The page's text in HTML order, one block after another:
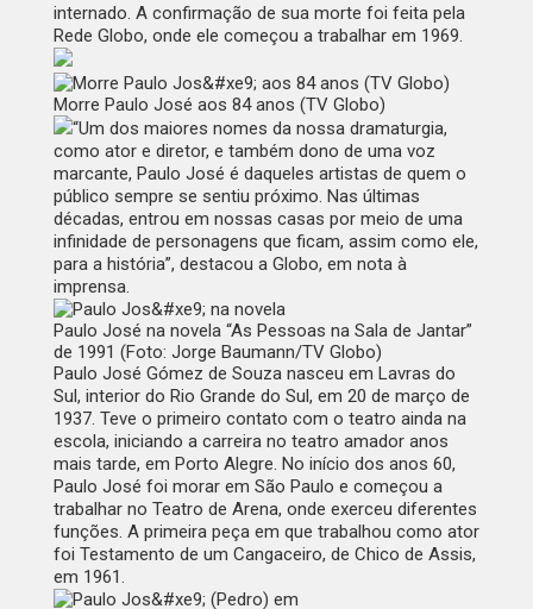
internado. A confirmação de sua morte foi feita pela
Rede Globo, onde ele começou a trabalhar em 1969.
Morre Paulo José aos 84 anos (TV Globo)
“Um dos maiores nomes da nossa dramaturgia,
como ator e diretor, e também dono de uma voz
marcante, Paulo José é daqueles artistas de quem o
público sempre se sentiu próximo. Nas últimas
décadas, entrou em nossas casas por meio de uma
infinidade de personagens que ficam, assim como ele,
para a história”, destacou a Globo, em nota à
imprensa.
Paulo José na novela “As Pessoas na Sala de Jantar”
de 1991 (Foto: Jorge Baumann/TV Globo)
Paulo José Gómez de Souza nasceu em Lavras do
Sul, interior do Rio Grande do Sul, em 20 de março de
1937. Teve o primeiro contato com o teatro ainda na
escola, iniciando a carreira no teatro amador anos
mais tarde, em Porto Alegre. No início dos anos 60,
Paulo José foi morar em São Paulo e começou a
trabalhar no Teatro de Arena, onde exerceu diferentes
funções. A primeira peça em que trabalhou como ator
foi Testamento de um Cangaceiro, de Chico de Assis,
em 1961.